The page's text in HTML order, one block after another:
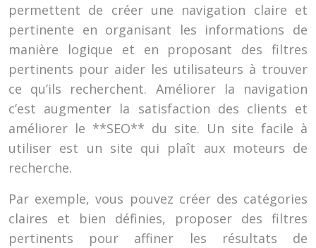
permettent de créer une navigation claire et
pertinente en organisant les informations de
manière logique et en proposant des filtres
pertinents pour aider les utilisateurs à trouver
ce qu’ils recherchent. Améliorer la navigation
c’est augmenter la satisfaction des clients et
améliorer le **SEO** du site. Un site facile à
utiliser est un site qui plaît aux moteurs de
recherche.
Par exemple, vous pouvez créer des catégories
claires et bien définies, proposer des filtres
pertinents pour affiner les résultats de